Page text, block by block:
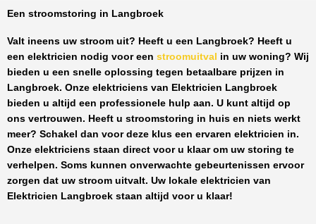
Een stroomstoring in Langbroek
Valt ineens uw stroom uit? Heeft u een Langbroek? Heeft u
een elektricien nodig voor een stroomuitval in uw woning? Wij
bieden u een snelle oplossing tegen betaalbare prijzen in
Langbroek. Onze elektriciens van Elektricien Langbroek
bieden u altijd een professionele hulp aan. U kunt altijd op
ons vertrouwen. Heeft u stroomstoring in huis en niets werkt
meer? Schakel dan voor deze klus een ervaren elektricien in.
Onze elektriciens staan direct voor u klaar om uw storing te
verhelpen. Soms kunnen onverwachte gebeurtenissen ervoor
zorgen dat uw stroom uitvalt. Uw lokale elektricien van
Elektricien Langbroek staan altijd voor u klaar!